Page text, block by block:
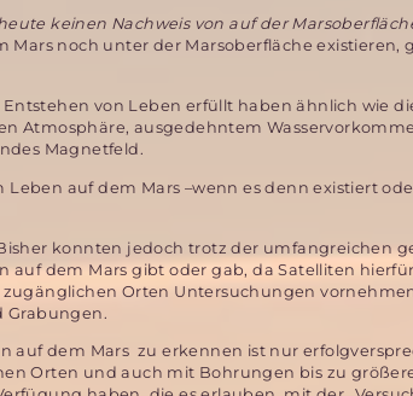
keinen Nachweis von auf der
Mars noch unter der Marsoberfläche existieren,
von Leben erfüllt haben ähnlich wie
Atmosphäre, ausgedehntem
Magnetfeld.
auf dem Mars –wenn es denn existiert
konnten jedoch trotz der umfangreichen
auf dem Mars gibt oder gab, da Satelliten
Orten Untersuchungen
Grabungen.
auf dem Mars zu erkennen ist nur
Orten und auch mit Bohrungen bis zu